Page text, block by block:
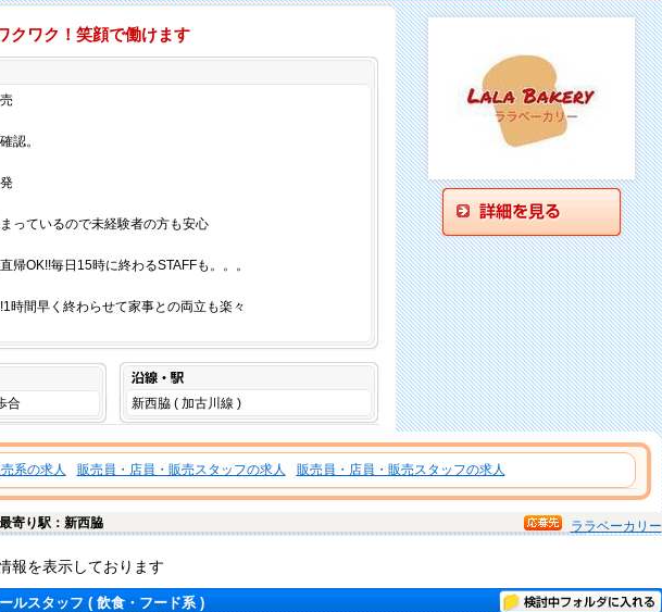
クワク！笑顔で働けます
認。
っているので未経験者の方も安心
帰OK!!毎日15時に終わるSTAFFも。。。
時間早く終わらせて家事との両立も楽々
合 新西脇 ( 加古川線 )
系の求人 販売員・店員・販売スタッフの求人 販売員・店員・販売スタッフの求人
最寄り駅：新西脇 ララベーカリー
報を表示しております
ルスタッフ ( 飲食・フード系 ) 検討中フォルダに入れる